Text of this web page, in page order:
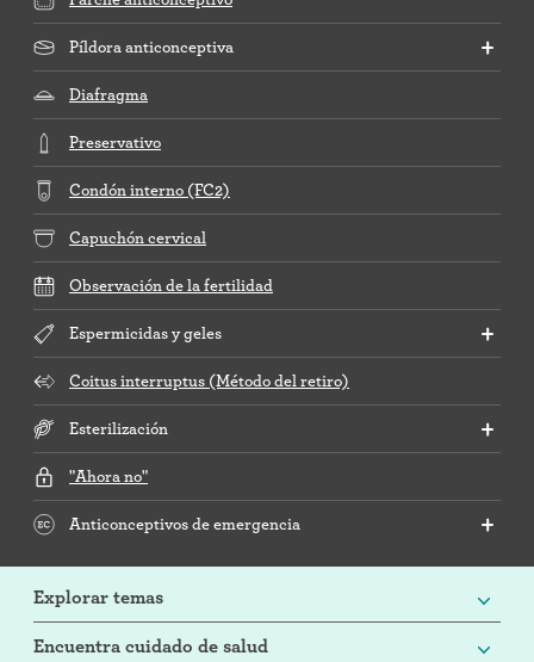
Píldora anticonceptiva
Diafragma
Preservativo
Condón interno (FC2)
Capuchón cervical
Observación de la fertilidad
Espermicidas y geles
Coitus interruptus (Método del retiro)
Esterilización
"Ahora no"
Anticonceptivos de emergencia
Explorar temas
Encuentra cuidado de salud